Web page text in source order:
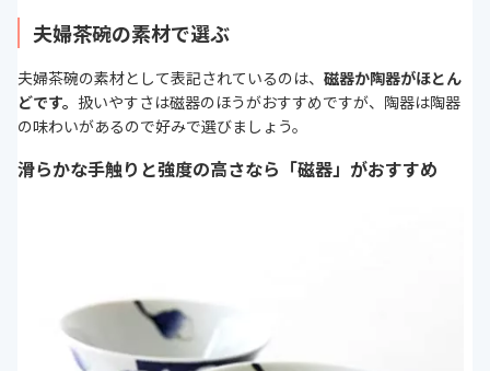
夫婦茶碗の素材で選ぶ
夫婦茶碗の素材として表記されているのは、 磁器か陶器がほとん
どです。 扱いやすさは磁器のほうがおすすめですが、陶器は陶器
の味わいがあるので好みで選びましょう。
滑らかな手触りと強度の高さなら「磁器」がおすすめ